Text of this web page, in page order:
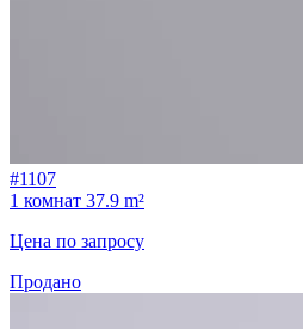
#1107
1 комнат 37.9 m²
Цена по запросу
Продано